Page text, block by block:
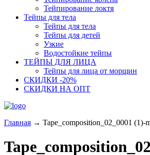
Тейпирование локтя
Тейпы для тела
Тейпы для тела
Тейпы для детей
Узкие
Водостойкие тейпы
ТЕЙПЫ ДЛЯ ЛИЦА
Тейпы для лица от морщин
СКИДКИ -20%
СКИДКИ НА ОПТ
Главная → Tape_composition_02_0001 (1)-